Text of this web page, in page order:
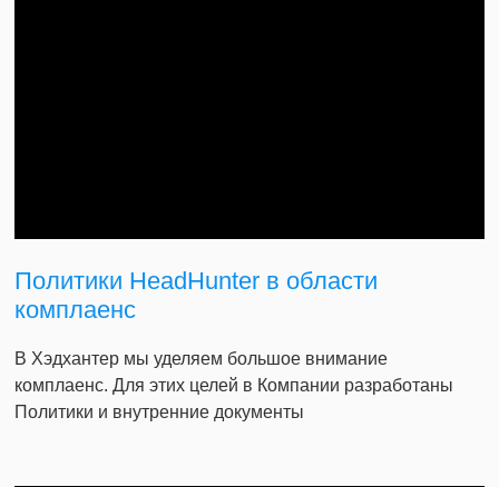
Политики HeadHunter в области
комплаенс
В Хэдхантер мы уделяем большое внимание
комплаенс. Для этих целей в Компании разработаны
Политики и внутренние документы